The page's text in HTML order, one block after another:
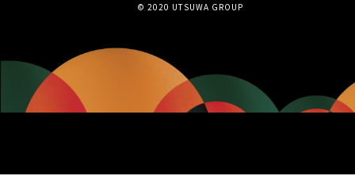
© 2020 UTSUWA GROUP